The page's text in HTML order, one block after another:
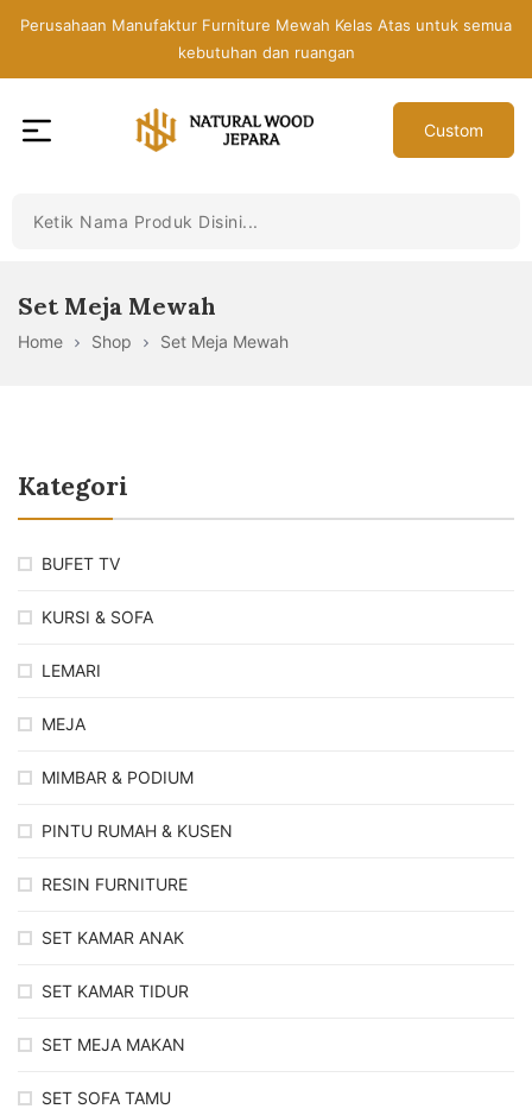
Perusahaan Manufaktur Furniture Mewah Kelas Atas untuk semua
kebutuhan dan ruangan
Jepara
Furniture
Jati
Custom
Set Meja Mewah
Home Shop Set Meja Mewah
Kategori
BUFET TV
KURSI & SOFA
LEMARI
MEJA
MIMBAR & PODIUM
PINTU RUMAH & KUSEN
RESIN FURNITURE
SET KAMAR ANAK
SET KAMAR TIDUR
SET MEJA MAKAN
SET SOFA TAMU